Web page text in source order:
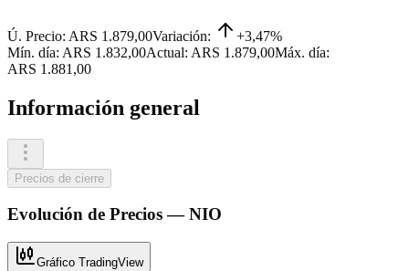
Ú. Precio: ARS 1.879,00Variación:
+3,47%
Mín. día: ARS 1.832,00Actual: ARS 1.879,00Máx. día:
ARS 1.881,00
Información general
Precios de cierre
Evolución de Precios—NIO
Gráfico TradingView